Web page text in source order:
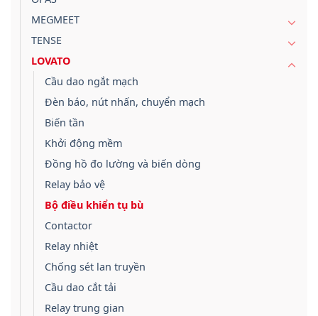
MEGMEET
TENSE
LOVATO
Cầu dao ngắt mạch
Đèn báo, nút nhấn, chuyển mạch
Biến tần
Khởi động mềm
Đồng hồ đo lường và biến dòng
Relay bảo vệ
Bộ điều khiển tụ bù
Contactor
Relay nhiệt
Chống sét lan truyền
Cầu dao cắt tải
Relay trung gian